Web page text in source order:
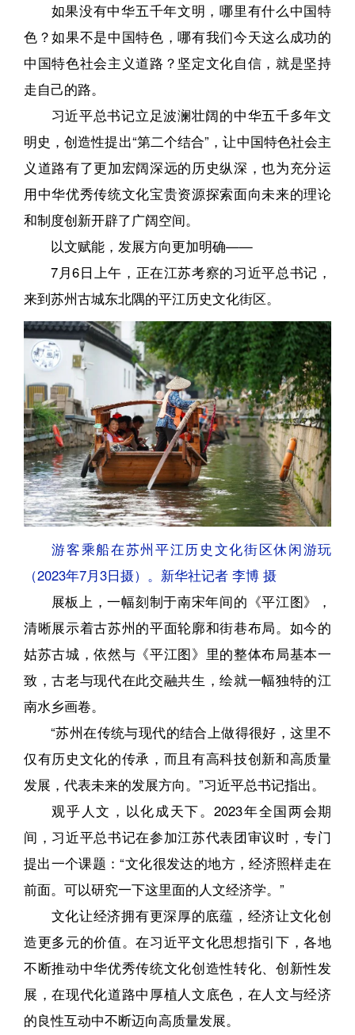
如果没有中华五千年文明，哪里有什么中国特
色？如果不是中国特色，哪有我们今天这么成功的
中国特色社会主义道路？坚定文化自信，就是坚持
走自己的路。
习近平总书记立足波澜壮阔的中华五千多年文
明史，创造性提出“第二个结合”，让中国特色社会主
义道路有了更加宏阔深远的历史纵深，也为充分运
用中华优秀传统文化宝贵资源探索面向未来的理论
和制度创新开辟了广阔空间。
以文赋能，发展方向更加明确——
7月6日上午，正在江苏考察的习近平总书记，
来到苏州古城东北隅的平江历史文化街区。
游客乘船在苏州平江历史文化街区休闲游玩
（2023年7月3日摄）。新华社记者 李博 摄
展板上，一幅刻制于南宋年间的《平江图》，
清晰展示着古苏州的平面轮廓和街巷布局。如今的
姑苏古城，依然与《平江图》里的整体布局基本一
致，古老与现代在此交融共生，绘就一幅独特的江
南水乡画卷。
“苏州在传统与现代的结合上做得很好，这里不
仅有历史文化的传承，而且有高科技创新和高质量
发展，代表未来的发展方向。”习近平总书记指出。
观乎人文，以化成天下。2023年全国两会期
间，习近平总书记在参加江苏代表团审议时，专门
提出一个课题：“文化很发达的地方，经济照样走在
前面。可以研究一下这里面的人文经济学。”
文化让经济拥有更深厚的底蕴，经济让文化创
造更多元的价值。在习近平文化思想指引下，各地
不断推动中华优秀传统文化创造性转化、创新性发
展，在现代化道路中厚植人文底色，在人文与经济
的良性互动中不断迈向高质量发展。